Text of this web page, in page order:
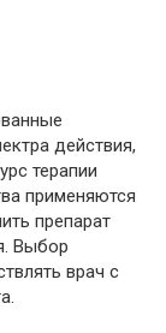
действия,
терапии
применяются
препарат
Выбор
врач с